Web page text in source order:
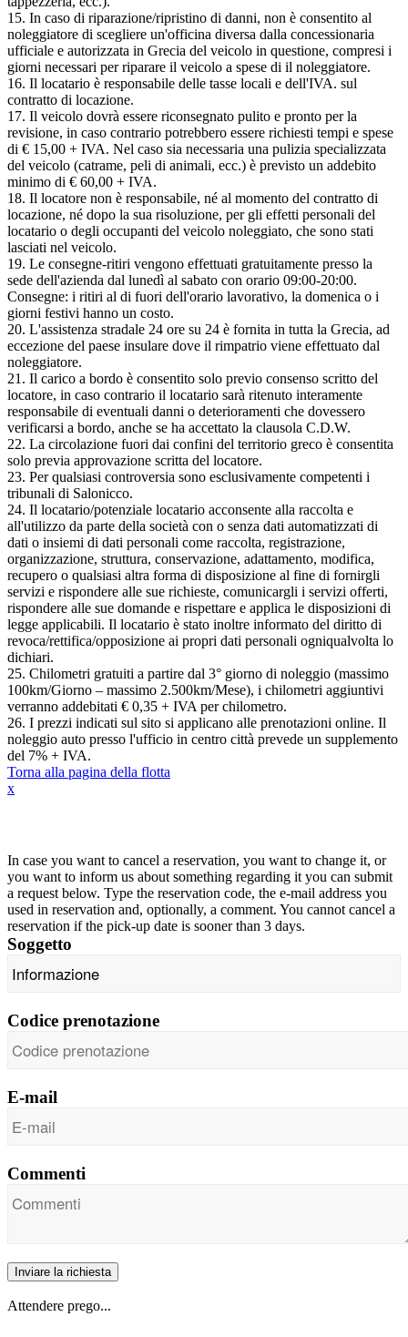
15. In caso di riparazione/ripristino di danni, non è consentito al
noleggiatore di scegliere un'officina diversa dalla concessionaria
ufficiale e autorizzata in Grecia del veicolo in questione, compresi i
giorni necessari per riparare il veicolo a spese di il noleggiatore.
16. Il locatario è responsabile delle tasse locali e dell'IVA. sul
contratto di locazione.
17. Il veicolo dovrà essere riconsegnato pulito e pronto per la
revisione, in caso contrario potrebbero essere richiesti tempi e spese
di € 15,00 + IVA. Nel caso sia necessaria una pulizia specializzata
del veicolo (catrame, peli di animali, ecc.) è previsto un addebito
minimo di € 60,00 + IVA.
18. Il locatore non è responsabile, né al momento del contratto di
locazione, né dopo la sua risoluzione, per gli effetti personali del
locatario o degli occupanti del veicolo noleggiato, che sono stati
lasciati nel veicolo.
19. Le consegne-ritiri vengono effettuati gratuitamente presso la
sede dell'azienda dal lunedì al sabato con orario 09:00-20:00.
Consegne: i ritiri al di fuori dell'orario lavorativo, la domenica o i
giorni festivi hanno un costo.
20. L'assistenza stradale 24 ore su 24 è fornita in tutta la Grecia, ad
eccezione del paese insulare dove il rimpatrio viene effettuato dal
noleggiatore.
21. Il carico a bordo è consentito solo previo consenso scritto del
locatore, in caso contrario il locatario sarà ritenuto interamente
responsabile di eventuali danni o deterioramenti che dovessero
verificarsi a bordo, anche se ha accettato la clausola C.D.W.
22. La circolazione fuori dai confini del territorio greco è consentita
solo previa approvazione scritta del locatore.
23. Per qualsiasi controversia sono esclusivamente competenti i
tribunali di Salonicco.
24. Il locatario/potenziale locatario acconsente alla raccolta e
all'utilizzo da parte della società con o senza dati automatizzati di
dati o insiemi di dati personali come raccolta, registrazione,
organizzazione, struttura, conservazione, adattamento, modifica,
recupero o qualsiasi altra forma di disposizione al fine di fornirgli
servizi e rispondere alle sue richieste, comunicargli i servizi offerti,
rispondere alle sue domande e rispettare e applica le disposizioni di
legge applicabili. Il locatario è stato inoltre informato del diritto di
revoca/rettifica/opposizione ai propri dati personali ogniqualvolta lo
dichiari.
25. Chilometri gratuiti a partire dal 3° giorno di noleggio (massimo
100km/Giorno – massimo 2.500km/Mese), i chilometri aggiuntivi
verranno addebitati € 0,35 + IVA per chilometro.
26. I prezzi indicati sul sito si applicano alle prenotazioni online. Il
noleggio auto presso l'ufficio in centro città prevede un supplemento
del 7% + IVA.
Torna alla pagina della flotta
x
In case you want to cancel a reservation, you want to change it, or
you want to inform us about something regarding it you can submit
a request below. Type the reservation code, the e-mail address you
used in reservation and, optionally, a comment. You cannot cancel a
reservation if the pick-up date is sooner than 3 days.
Soggetto
Codice prenotazione
E-mail
Commenti
Inviare la richiesta
Attendere prego...